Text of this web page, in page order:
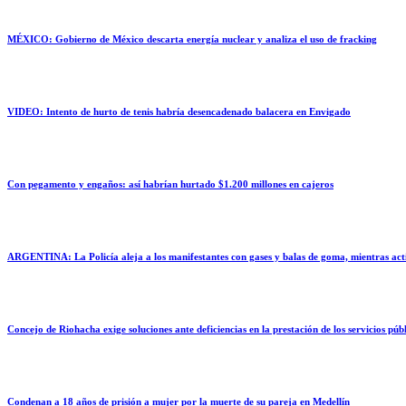
MÉXICO: Gobierno de México descarta energía nuclear y analiza el uso de fracking
VIDEO: Intento de hurto de tenis habría desencadenado balacera en Envigado
Con pegamento y engaños: así habrían hurtado $1.200 millones en cajeros
ARGENTINA: La Policía aleja a los manifestantes con gases y balas de goma, mientras
Concejo de Riohacha exige soluciones ante deficiencias en la prestación de los servicios
Condenan a 18 años de prisión a mujer por la muerte de su pareja en Medellín